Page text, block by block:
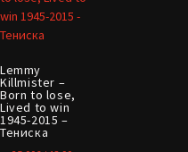
Lemmy
Killmister –
Born to lose,
Lived to win
1945-2015 –
Тениска